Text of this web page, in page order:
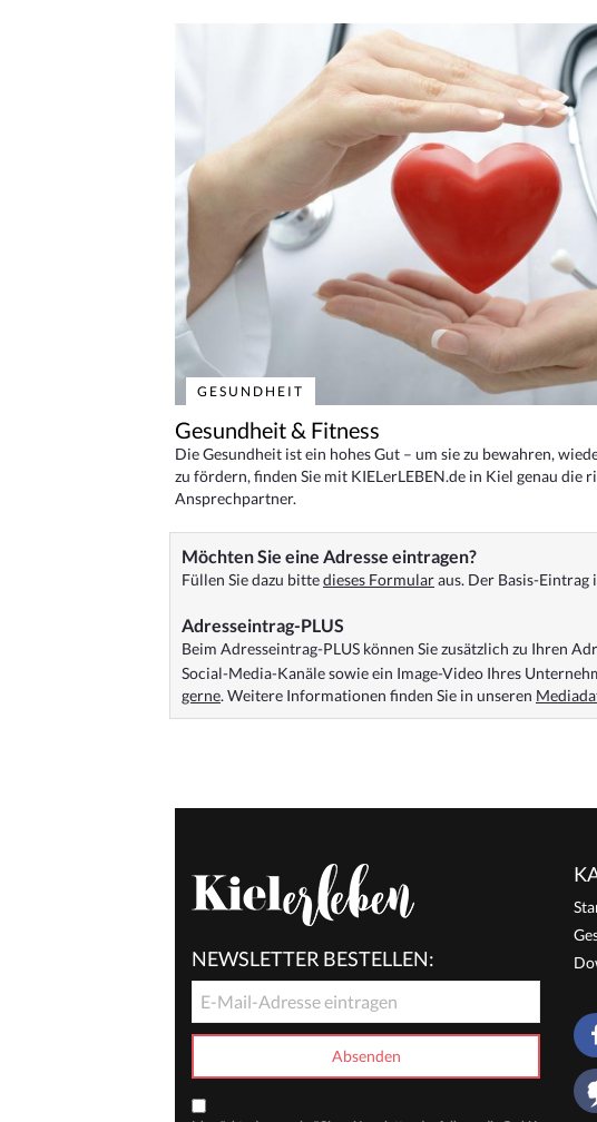
GESUNDHEIT
Gesundheit & Fitness
Die Gesundheit ist ein hohes Gut – um sie zu bewahren,
zu fördern, finden Sie mit KIELerLEBEN.de in Kiel genau die
Ansprechpartner.
Möchten Sie eine Adresse eintragen?
Füllen Sie dazu bittedieses Formularaus. Der Basis-Eintrag
Adresseintrag-PLUS
Beim Adresseintrag-PLUS können Sie zusätzlich zu Ihren
Social-Media-Kanäle sowie ein Image-Video Ihres
gerne. Weitere Informationen finden Sie in unseren
NEWSLETTER BESTELLEN: